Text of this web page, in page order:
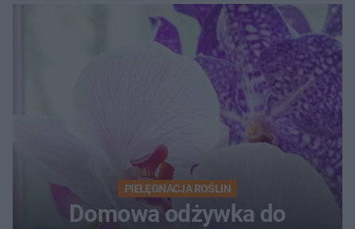
PIELĘGNACJA ROŚLIN
Domowa odżywka do